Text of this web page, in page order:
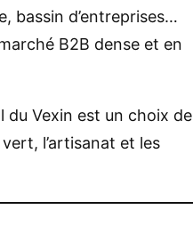
bassin d’entreprises…
B2B dense et en
du Vexin est un choix de
l’artisanat et les